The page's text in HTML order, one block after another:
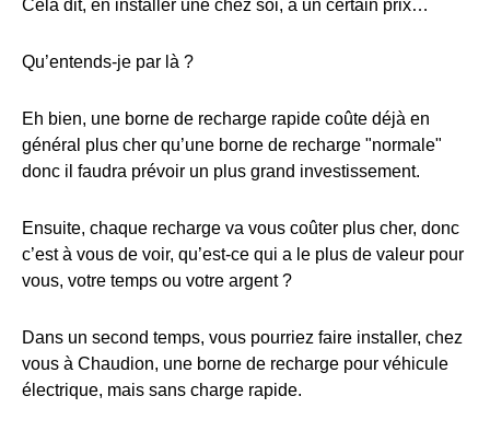
Cela dit, en installer une chez soi, a un certain prix…
Qu’entends-je par là ?
Eh bien, une borne de recharge rapide coûte déjà en
général plus cher qu’une borne de recharge "normale"
donc il faudra prévoir un plus grand investissement.
Ensuite, chaque recharge va vous coûter plus cher, donc
c’est à vous de voir, qu’est-ce qui a le plus de valeur pour
vous, votre temps ou votre argent ?
Dans un second temps, vous pourriez faire installer, chez
vous à Chaudion, une borne de recharge pour véhicule
électrique, mais sans charge rapide.